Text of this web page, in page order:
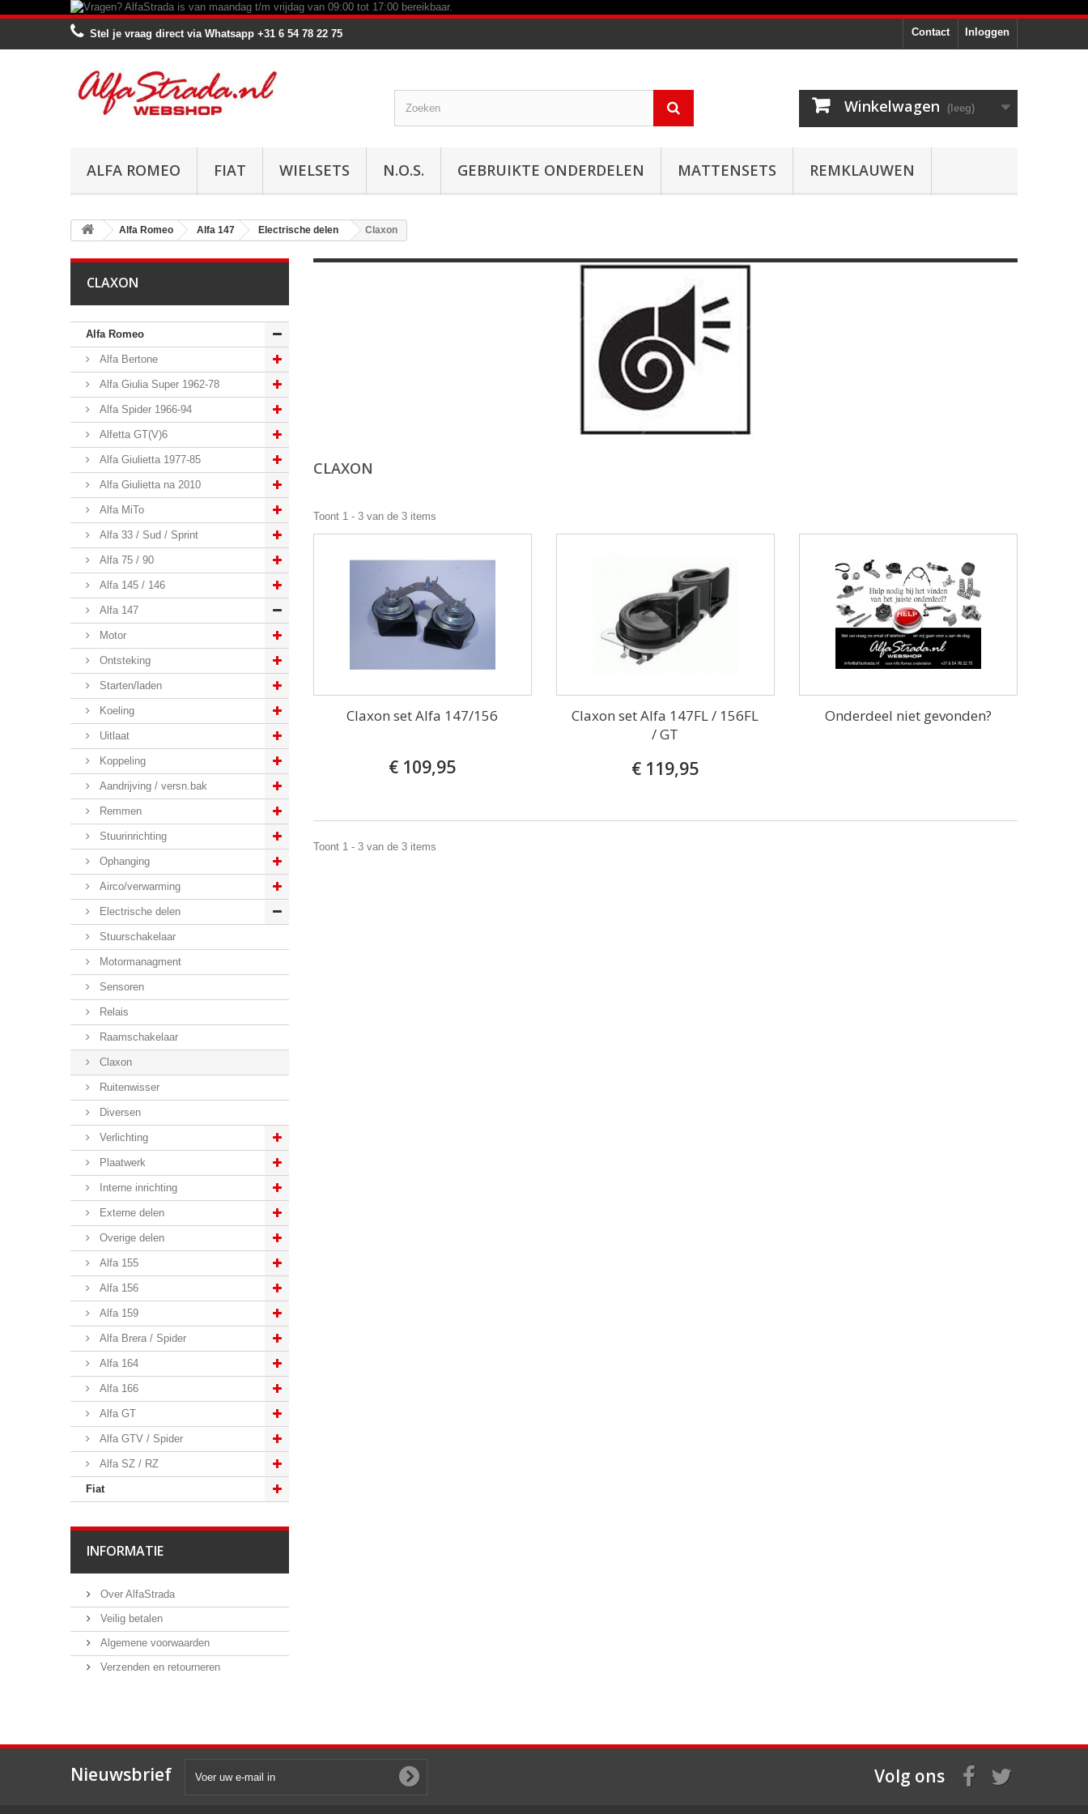
Inloggen
Contact
Stel je vraag direct via Whatsapp +31 6 54 78 22 75
Winkelwagen (leeg)
ALFA ROMEO FIAT WIELSETS N.O.S. GEBRUIKTE ONDERDELEN MATTENSETS REMKLAUWEN
Alfa Romeo Alfa 147 Electrische delen Claxon
CLAXON
Alfa Romeo
Alfa Bertone
Alfa Giulia Super 1962-78
Alfa Spider 1966-94
Alfetta GT(V)6
Alfa Giulietta 1977-85
Alfa Giulietta na 2010
Alfa MiTo
Alfa 33 / Sud / Sprint
Alfa 75 / 90
Alfa 145 / 146
Alfa 147
Motor
Ontsteking
Starten/laden
Koeling
Uitlaat
Koppeling
Aandrijving / versn.bak
Remmen
Stuurinrichting
Ophanging
Airco/verwarming
Electrische delen
Stuurschakelaar
Motormanagment
Sensoren
Relais
Raamschakelaar
Claxon
Ruitenwisser
Diversen
Verlichting
Plaatwerk
Interne inrichting
Externe delen
Overige delen
Alfa 155
Alfa 156
Alfa 159
Alfa Brera / Spider
Alfa 164
Alfa 166
Alfa GT
Alfa GTV / Spider
Alfa SZ / RZ
Fiat
INFORMATIE
Over AlfaStrada
Veilig betalen
Algemene voorwaarden
Verzenden en retourneren
CLAXON
Toont 1 - 3 van de 3 items
Claxon set Alfa 147/156
€ 109,95
Claxon set Alfa 147FL / 156FL
/ GT
€ 119,95
Onderdeel niet gevonden?
Toont 1 - 3 van de 3 items
Nieuwsbrief Volg ons